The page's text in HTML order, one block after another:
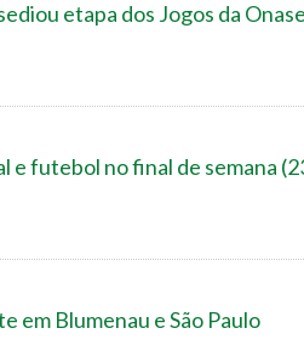
etapa dos Jogos da Onase
e futebol no final de semana
em Blumenau e São Paulo